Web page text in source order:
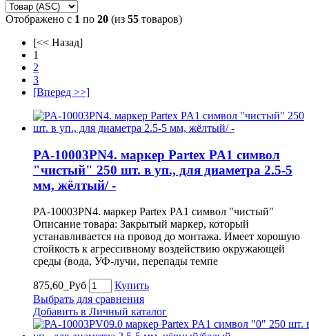
Отображено с 1 по 20 (из 55 товаров)
[<< Назад]
1
2
3
[Вперед >>]
PA-10003PN4. маркер Partex PA1 символ
"чистый" 250 шт. в уп., для диаметра 2.5-5
мм, жёлтый/ -
PA-10003PN4. маркер Partex PA1 символ "чистый"
Описание товара: Закрытый маркер, который
устанавливается на провод до монтажа. Имеет хорошую
стойкость к агрессивному воздействию окружающей
среды (вода, УФ-лучи, перепады темпе
875,60_Руб
Купить
Выбрать для сравнения
Добавить в Личный каталог